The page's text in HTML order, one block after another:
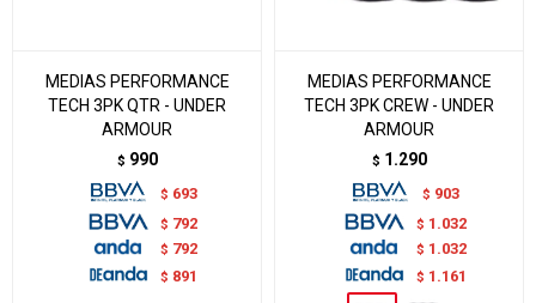
MEDIAS PERFORMANCE
TECH 3PK QTR - UNDER
ARMOUR
$ 990
$ 693
$ 792
$ 792
$ 891
MEDIAS PERFORMANCE
TECH 3PK CREW - UNDER
ARMOUR
$ 1.290
$ 903
$ 1.032
$ 1.032
$ 1.161